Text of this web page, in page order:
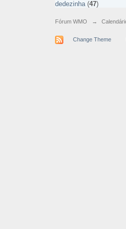
dedezinha(47)
Fórum WMO →
Change Theme